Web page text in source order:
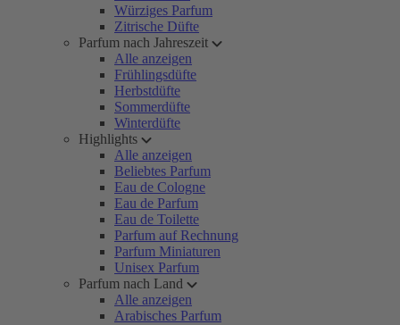
Würziges Parfum
Zitrische Düfte
Parfum nach Jahreszeit
Alle anzeigen
Frühlingsdüfte
Herbstdüfte
Sommerdüfte
Winterdüfte
Highlights
Alle anzeigen
Beliebtes Parfum
Eau de Cologne
Eau de Parfum
Eau de Toilette
Parfum auf Rechnung
Parfum Miniaturen
Unisex Parfum
Parfum nach Land
Alle anzeigen
Arabisches Parfum